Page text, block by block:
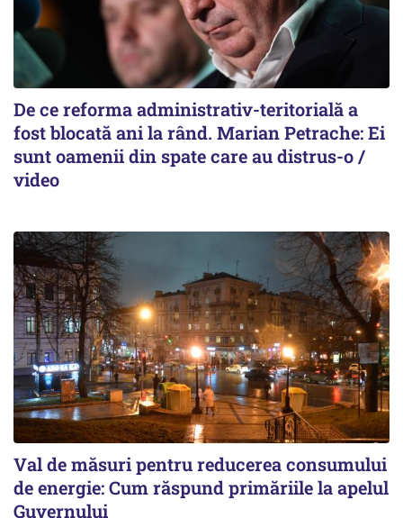
De ce reforma administrativ-teritorială a
fost blocată ani la rând. Marian Petrache: Ei
sunt oamenii din spate care au distrus-o /
video
Val de măsuri pentru reducerea consumului
de energie: Cum răspund primăriile la apelul
Guvernului